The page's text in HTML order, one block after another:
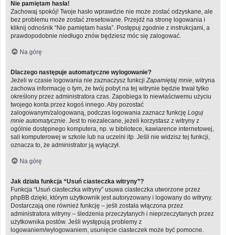
Nie pamiętam hasła!
Zachowaj spokój! Twoje hasło wprawdzie nie może zostać odzyskane, ale
bez problemu może zostać zresetowane. Przejdź na stronę logowania i
kliknij odnośnik “Nie pamiętam hasła”. Postępuj zgodnie z instrukcjami, a
prawdopodobnie niedługo znów będziesz móc się zalogować.
Na górę
Dlaczego następuje automatyczne wylogowanie?
Jeżeli w czasie logowania nie zaznaczysz funkcji Zapamiętaj mnie , witryna
zachowa informację o tym, że twój pobyt na tej witrynie będzie trwał tylko
określony przez administratora czas. Zapobiega to niewłaściwemu użyciu
twojego konta przez kogoś innego. Aby pozostać
zalogowanym/zalogowaną, podczas logowania zaznacz funkcję Loguj
mnie automatycznie . Jest to niezalecane, jeżeli korzystasz z witryny z
ogólnie dostępnego komputera, np. w bibliotece, kawiarence internetowej,
sali komputerowej w szkole lub na uczelni itp. Jeśli nie widzisz tej funkcji,
oznacza to, że administrator ją wyłączył.
Na górę
Jak działa funkcja “Usuń ciasteczka witryny”?
Funkcja “Usuń ciasteczka witryny” usuwa ciasteczka utworzone przez
phpBB dzięki, którym użytkownik jest autoryzowany i logowany do witryny.
Dostarczają one również funkcję – jeśli została włączona przez
administratora witryny – śledzenia przeczytanych i nieprzeczytanych przez
użytkownika postów. Jeśli występują problemy z
logowaniem/wylogowaniem, usunięcie ciasteczek może być pomocne.